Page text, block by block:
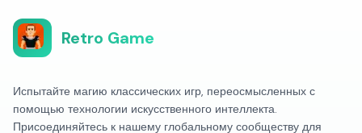
Retro Game
Испытайте магию классических игр, переосмысленных с
помощью технологии искусственного интеллекта.
Присоединяйтесь к нашему глобальному сообществу для